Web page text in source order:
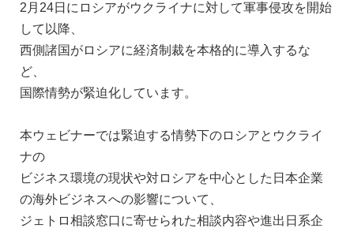
2月24日にロシアがウクライナに対して軍事侵攻を開始
して以降、
西側諸国がロシアに経済制裁を本格的に導入するな
ど、
国際情勢が緊迫化しています。
本ウェビナーでは緊迫する情勢下のロシアとウクライ
ナの
ビジネス環境の現状や対ロシアを中心とした日本企業
の海外ビジネスへの影響について、
ジェトロ相談窓口に寄せられた相談内容や進出日系企